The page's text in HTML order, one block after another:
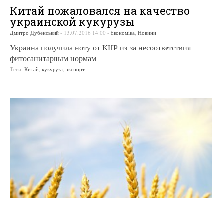
Китай пожаловался на качество
украинской кукурузы
Дмитро Дубенський - 13.07.2016 14:00 - Економіка, Новини
Украина получила ноту от КНР из-за несоответствия
фитосанитарным нормам
Теги: Китай, кукуруза, экспорт